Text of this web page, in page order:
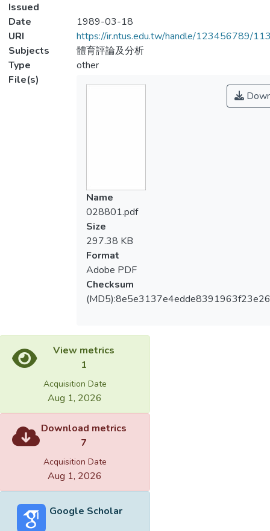
Issued
Date
1989-03-18
URI
https://ir.ntus.edu.tw/handle/123456789/
Subjects
體育評論及分析
Type
other
File(s)
Name
028801.pdf
Size
297.38 KB
Format
Adobe PDF
Checksum
View metrics
1
Acquisition Date
Aug 1, 2026
Download metrics
7
Acquisition Date
Aug 1, 2026
Google Scholar